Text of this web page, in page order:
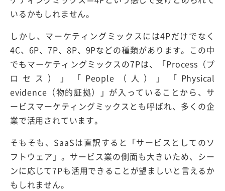
いるかもしれません。
しかし、マーケティングミックスには4Pだけでなく
4C、6P、7P、8P、9Pなどの種類があります。この中
でもマーケティングミックスの7Pは、「Process（プ
ロセス）」「People（人）」「Physical
evidence（物的証拠）」が入っていることから、サ
ービスマーケティングミックスとも呼ばれ、多くの企
業で活用されています。
そもそも、SaaSは直訳すると「サービスとしてのソ
フトウェア」。サービス業の側面も大きいため、シー
ンに応じて7Pも活用できることが望ましいと言えるか
もしれません。